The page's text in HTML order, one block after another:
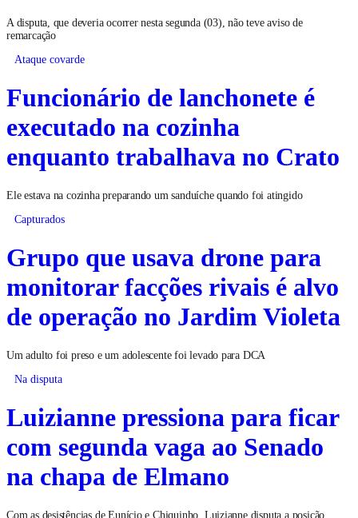
A disputa, que deveria ocorrer nesta segunda (03), não teve aviso de
remarcação
Ataque covarde
Funcionário de lanchonete é
executado na cozinha
enquanto trabalhava no Crato
Ele estava na cozinha preparando um sanduíche quando foi atingido
Capturados
Grupo que usava drone para
monitorar facções rivais é alvo
de operação no Jardim Violeta
Um adulto foi preso e um adolescente foi levado para DCA
Na disputa
Luizianne pressiona para ficar
com segunda vaga ao Senado
na chapa de Elmano
Com as desistências de Eunício e Chiquinho, Luizianne disputa a posição